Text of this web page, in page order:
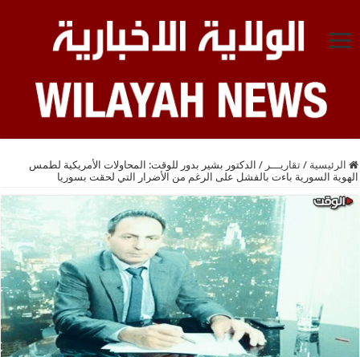
الرئيسية / تقاريـــر / الدكتور بشير بدور للوقت: المحاولات الأمريكية لطمس
الهوية السورية باءت بالفشل على الرغم من الأضرار التي لحقت بسوريا